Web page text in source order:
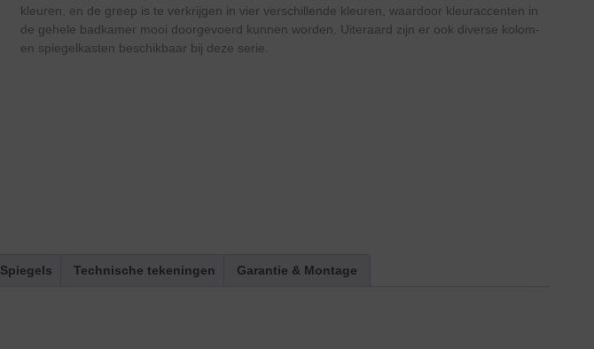
kleuren, en de greep is te verkrijgen in vier verschillende kleuren, waardoor kleuraccenten in
de gehele badkamer mooi doorgevoerd kunnen worden. Uiteraard zijn er ook diverse kolom-
en spiegelkasten beschikbaar bij deze serie.
Spiegels Technische tekeningen Garantie & Montage